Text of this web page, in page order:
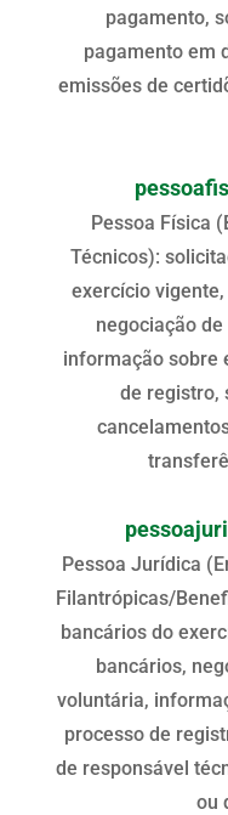
pagamento,
pagamento em
emissões de
Pessoa Física
Técnicos):
exercício
negociação
informação sobre
de registro,
Pessoa Jurídica
Filantrópicas/
bancários do
bancários,
voluntária,
processo de
de responsável
ou